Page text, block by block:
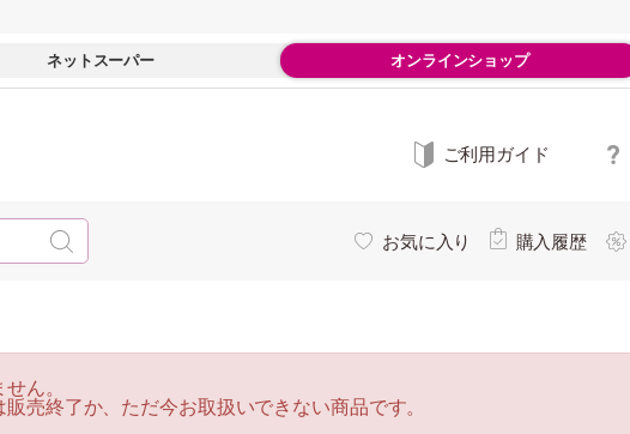
ネットスーパー オンラインショップ
ご利用ガイド
お気に入り 購入履歴
ん。
売終了か、ただ今お取扱いできない商品です。